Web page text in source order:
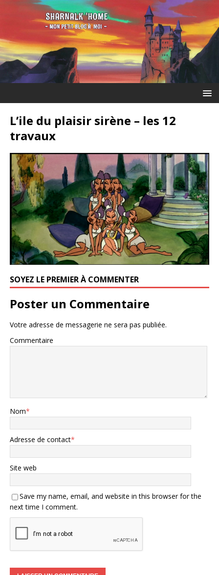
L’ile du plaisir sirène – les 12
travaux
SOYEZ LE PREMIER À COMMENTER
Poster un Commentaire
Votre adresse de messagerie ne sera pas publiée.
Commentaire
Nom*
Adresse de contact*
Site web
Save my name, email, and website in this browser for the
next time I comment.